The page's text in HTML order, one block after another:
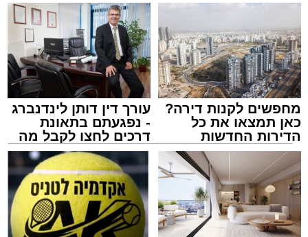
צילום: יהושע פרוכטר
מערכת האתר / 00:35 09.08.26
מחפשים לקנות דירה?
כאן תמצאו את כל
הדירות החדשות
למכירה באשדוד >>>
עורך דין דותן לינדנברג
- נפגעתם בתאונת
דרכים לחצו לקבל מה
שמגיע לכם